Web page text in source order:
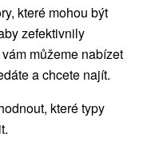
které mohou být
zefektivnily
můžeme nabízet
a chcete najít.
které typy